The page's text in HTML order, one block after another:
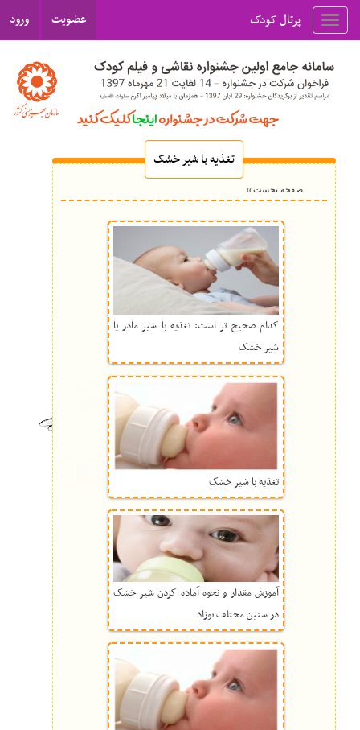
ورود عضویت پرتال کودک
تغذیه با شیر خشک
صفحه نخست››
کدام صحیح تر است: تغذیه با شیر مادر یا
شیر خشک
تغذیه با شیر خشک
آموزش مقدار و نحوه آماده کردن شیر خشک
در سنین مختلف نوزاد